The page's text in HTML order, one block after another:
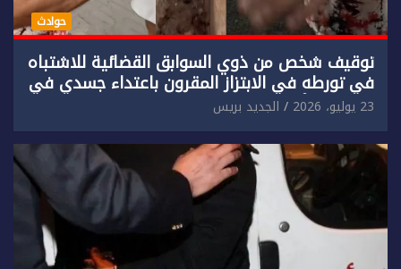
حوادث
توقيف شخص من ذوي السوابق القضائية للاشتباه
في تورطه في الابتزاز المقرون باعتداء جسدي في
حق سائح أجنبي.
23 يوليو، 2026 الجديد بريس